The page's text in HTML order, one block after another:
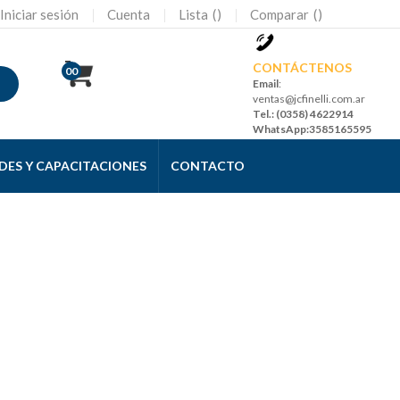
Iniciar sesión Cuenta Lista Comparar
00 CONTÁCTENOS
Email:
ventas@jcfinelli.com.ar
Tel.: (0358) 4622914
WhatsApp:3585165595
Y CAPACITACIONES CONTACTO